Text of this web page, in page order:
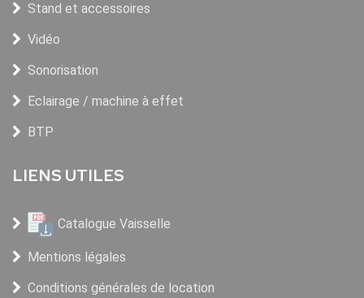
Stand et accessoires
Vidéo
Sonorisation
Eclairage / machine à effet
BTP
LIENS UTILES
Catalogue Vaisselle
Mentions légales
Conditions générales de location